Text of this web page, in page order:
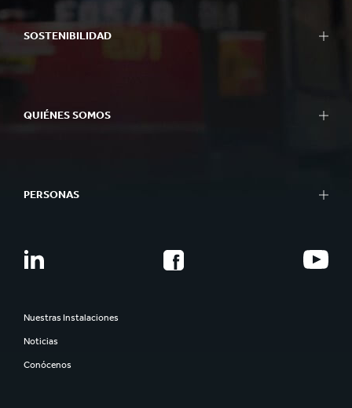
SOSTENIBILIDAD
QUIÉNES SOMOS
PERSONAS
Nuestras Instalaciones
Noticias
Conócenos